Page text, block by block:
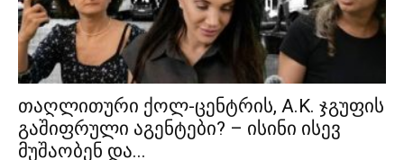
თაღლითური ქოლ-ცენტრის, A.K. ჯგუფის
გაშიფრული აგენტები? – ისინი ისევ
მუშაობენ და...